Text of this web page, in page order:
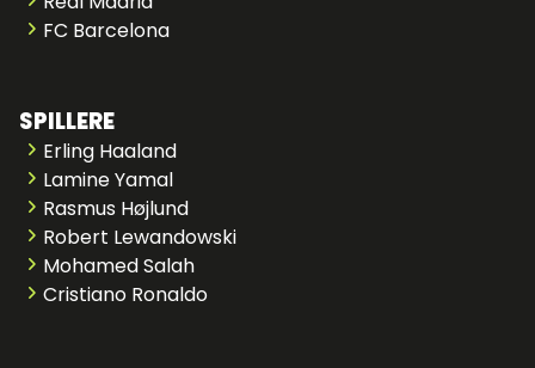
FC Barcelona
SPILLERE
Erling Haaland
Lamine Yamal
Rasmus Højlund
Robert Lewandowski
Mohamed Salah
Cristiano Ronaldo